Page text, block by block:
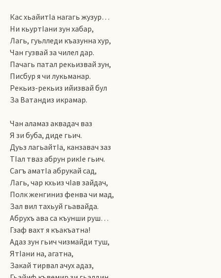
Кас хьайитIа нагагь жузур…
Ни кьуртIани зун хабар,
Лагь, гуьлледи къазунна хур,
Чан гузвай за чилел дар.
Пачагь патал рекьизвай зун,
Писбур я чи лукьманар.
Рекьиз-рекьиз ийизвай бул
За Ватандиз икрамар.
Чан аламаз аквадач ваз
Я зи буба, диде гьич.
Дуьз лагьайтIа, канзавач заз
ТIал тваз абрун рикIе гьич.
Сагъ аматIа абрукай сад,
Лагь, чар кхьиз чIав зайдач,
Полк женгиниз фенва чи мад,
Зал вил тахьуй гьавайда.
Абрухъ ава са къунши руш…
Гзаф вахт я къакъатна!
Адаз зун гьич чизмайди туш,
ЯтIани на, агатна,
Закай тирвал ачух адаз,